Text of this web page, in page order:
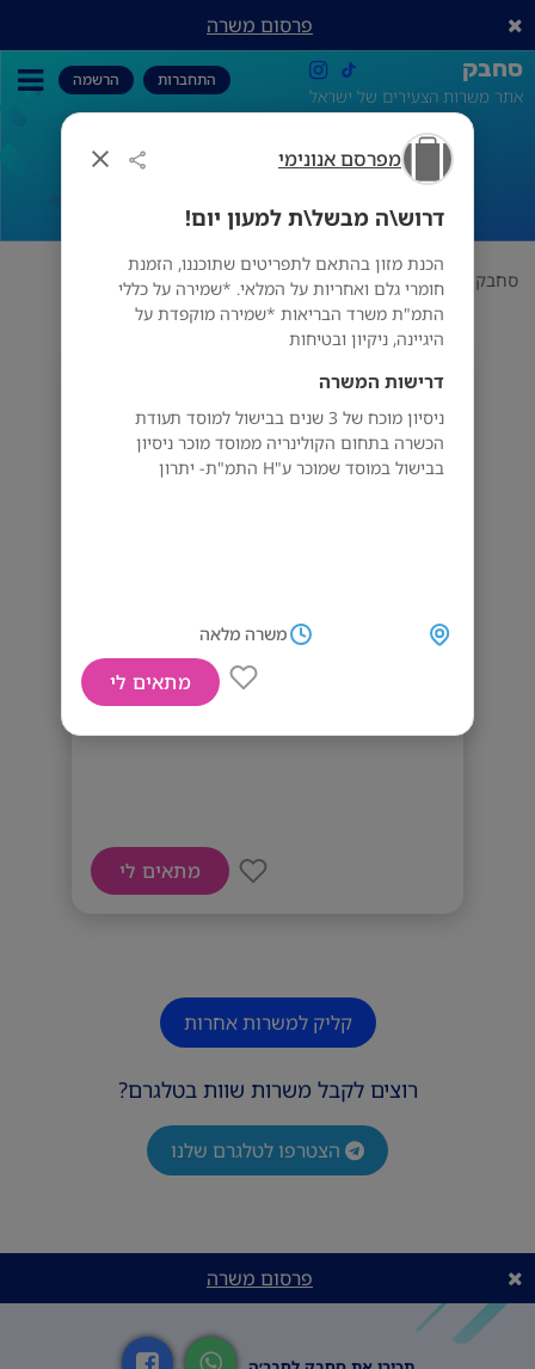
מפרסם אנונימי
דרוש\ה מבשל\ת למעון יום!
הכנת מזון בהתאם לתפריטים שתוכננו, הזמנת
חומרי גלם ואחריות על המלאי. *שמירה על כללי
התמ"ת משרד הבריאות *שמירה מוקפדת על
היגיינה, ניקיון ובטיחות
דרישות המשרה
ניסיון מוכח של 3 שנים בבישול למוסד תעודת
הכשרה בתחום הקולינריה ממוסד מוכר ניסיון
בבישול במוסד שמוכר ע"H התמ"ת- יתרון
משרה מלאה
מתאים לי
פרסום משרה
סחבק
אתר משרות הצעירים של ישראל
התחברות הרשמה
דרוש\ה מבשל\ת למעון יום!
סחבק תחום מפרסם אנונימי דרוש\ה מבשל\ת למעון יום!
מפרסם אנונימי
דרוש\ה מבשל\ת למעון יום!
מתאים לי
קליק למשרות אחרות
רוצים לקבל משרות שוות בטלגרם?
הצטרפו לטלגרם שלנו
פרסום משרה